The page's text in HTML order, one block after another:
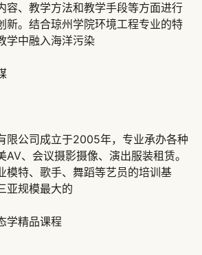
容、教学方法和教学手段等方面进行
新。结合琼州学院环境工程专业的特
学中融入海洋污染
限公司成立于2005年，专业承办各种
AV、会议摄影摄像、演出服装租赁。
模特、歌手、舞蹈等艺员的培训基
亚规模最大的